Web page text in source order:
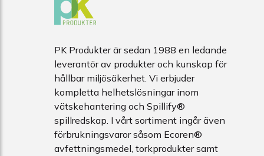
PK Produkter är sedan 1988 en ledande
leverantör av produkter och kunskap för
hållbar miljösäkerhet. Vi erbjuder
kompletta helhetslösningar inom
vätskehantering och Spillify®
spillredskap. I vårt sortiment ingår även
förbrukningsvaror såsom Ecoren®
avfettningsmedel, torkprodukter samt